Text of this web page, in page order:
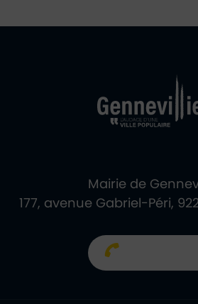
Mairie de
177, avenue Gabriel-Péri,